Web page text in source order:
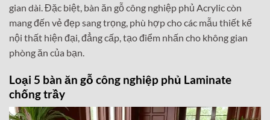
gian dài. Đặc biệt, bàn ăn gỗ công nghiệp phủ Acrylic còn
mang đến vẻ đẹp sang trọng, phù hợp cho các mẫu thiết kế
nội thất hiện đại, đẳng cấp, tạo điểm nhấn cho không gian
phòng ăn của bạn.
Loại 5 bàn ăn gỗ công nghiệp phủ Laminate
chống trầy